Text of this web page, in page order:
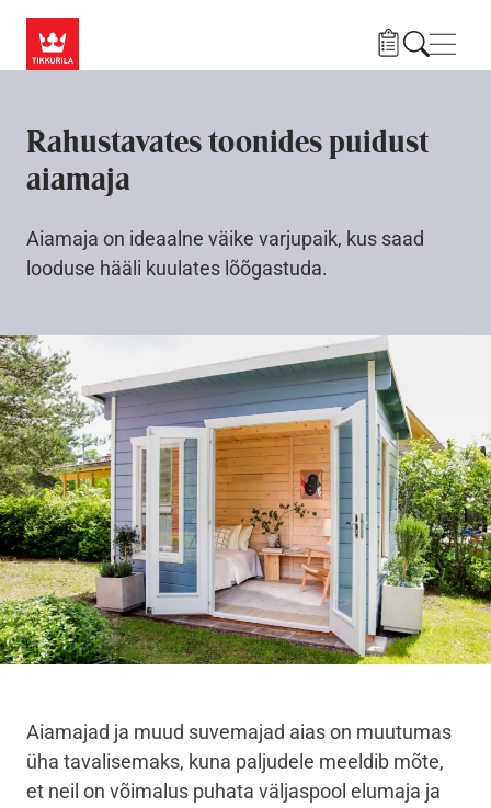
Rahustavates toonides puidust
aiamaja
Aiamaja on ideaalne väike varjupaik, kus saad
looduse hääli kuulates lõõgastuda.
Aiamajad ja muud suvemajad aias on muutumas
üha tavalisemaks, kuna paljudele meeldib mõte,
et neil on võimalus puhata väljaspool elumaja ja